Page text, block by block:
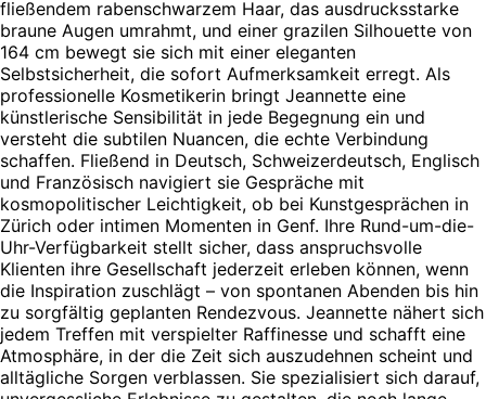
fließendem rabenschwarzem Haar, das ausdrucksstarke
braune Augen umrahmt, und einer grazilen Silhouette von
164 cm bewegt sie sich mit einer eleganten
Selbstsicherheit, die sofort Aufmerksamkeit erregt. Als
professionelle Kosmetikerin bringt Jeannette eine
künstlerische Sensibilität in jede Begegnung ein und
versteht die subtilen Nuancen, die echte Verbindung
schaffen. Fließend in Deutsch, Schweizerdeutsch, Englisch
und Französisch navigiert sie Gespräche mit
kosmopolitischer Leichtigkeit, ob bei Kunstgesprächen in
Zürich oder intimen Momenten in Genf. Ihre Rund-um-die-
Uhr-Verfügbarkeit stellt sicher, dass anspruchsvolle
Klienten ihre Gesellschaft jederzeit erleben können, wenn
die Inspiration zuschlägt – von spontanen Abenden bis hin
zu sorgfältig geplanten Rendezvous. Jeannette nähert sich
jedem Treffen mit verspielter Raffinesse und schafft eine
Atmosphäre, in der die Zeit sich auszudehnen scheint und
alltägliche Sorgen verblassen. Sie spezialisiert sich darauf,